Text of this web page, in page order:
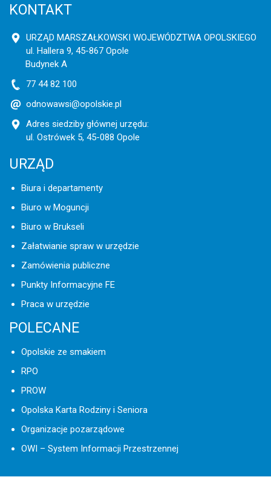
KONTAKT
URZĄD MARSZAŁKOWSKI WOJEWÓDZTWA OPOLSKIEGO
ul. Hallera 9, 45-867 Opole
Budynek A
77 44 82 100
odnowawsi@opolskie.pl
Adres siedziby głównej urzędu:
ul. Ostrówek 5, 45-088 Opole
URZĄD
Biura i departamenty
Biuro w Moguncji
Biuro w Brukseli
Załatwianie spraw w urzędzie
Zamówienia publiczne
Punkty Informacyjne FE
Praca w urzędzie
POLECANE
Opolskie ze smakiem
RPO
PROW
Opolska Karta Rodziny i Seniora
Organizacje pozarządowe
OWI – System Informacji Przestrzennej